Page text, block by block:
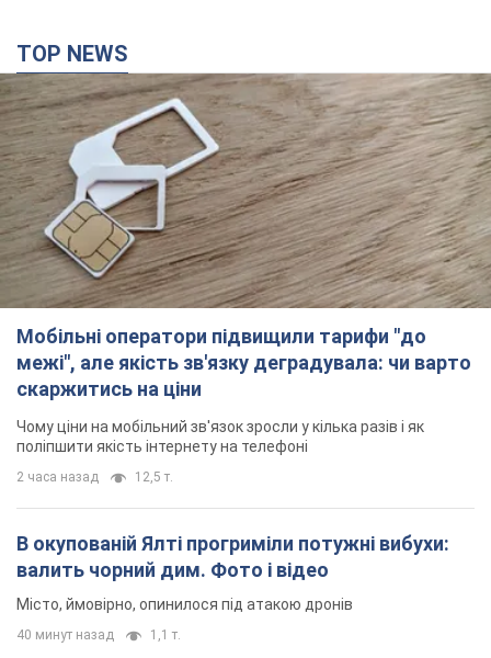
TOP NEWS
Мобільні оператори підвищили тарифи "до
межі", але якість зв'язку деградувала: чи варто
скаржитись на ціни
Чому ціни на мобільний зв'язок зросли у кілька разів і як
поліпшити якість інтернету на телефоні
2 часа назад 12,5 т.
В окупованій Ялті прогриміли потужні вибухи:
валить чорний дим. Фото і відео
Місто, ймовірно, опинилося під атакою дронів
40 минут назад 1,1 т.